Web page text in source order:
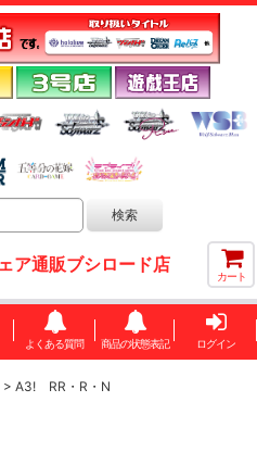
ア通販ブシロード店
カート
よくある質問 商品の状態表記 ログイン
> A3! RR・R・N